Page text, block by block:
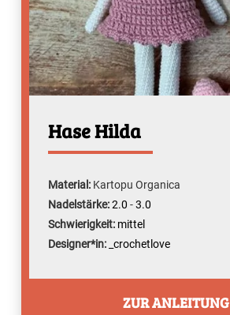
Hase Hilda
Material: Kartopu Organica
Nadelstärke:2.0 -3.0
Schwierigkeit: mittel
Designer*in: _crochetlove
ZUR ANLEITUNG